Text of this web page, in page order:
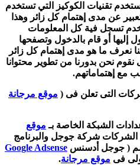
تقنيات الكوكيز التي تستخدم
عن مدى إهتمام كل زائر وهذا
تسجل فية كل المعلومات
أو قام بالدخول وتصفحها
نعرف ما هو مدى إهتمام كل زائر
نحن بدورنا من تطوير محتوانا
مع إهتماماتهم.
التى تعلن فى ( موقع مرجانة
الشبكة الخاصة بـ موقع
الشركات شركة جوجل والبرنامج
( جوجل أدسنس Google Adsense
فى موقع مرجانة.